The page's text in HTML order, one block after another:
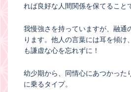
れば良好な人間関係を保てること
我慢強さを持っていますが、融通
ります。他人の言葉には耳を傾け
も謙虚な心を忘れずに！
幼少期から、同情心にあつかった
に乗るタイプ。